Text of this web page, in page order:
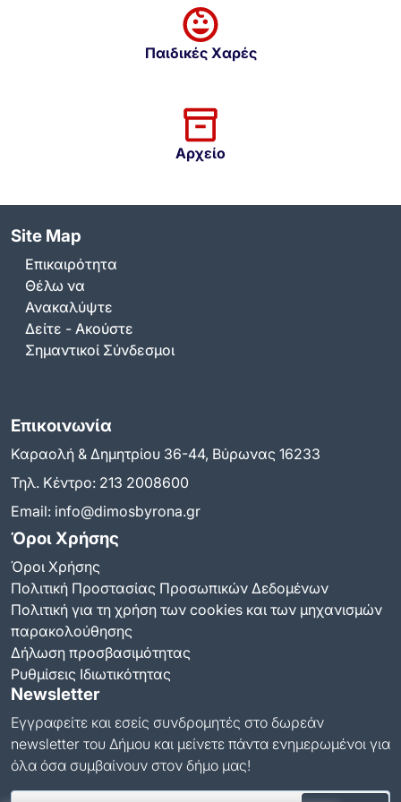
Παιδικές Χαρές
Αρχείο
Site Map
Επικαιρότητα
Θέλω να
Ανακαλύψτε
Δείτε - Ακούστε
Σημαντικοί Σύνδεσμοι
Επικοινωνία
Καραολή & Δημητρίου 36-44, Βύρωνας 16233
Τηλ. Κέντρο: 213 2008600
Email: info@dimosbyrona.gr
Όροι Χρήσης
Όροι Χρήσης
Πολιτική Προστασίας Προσωπικών Δεδομένων
Πολιτική για τη χρήση των cookies και των μηχανισμών
παρακολούθησης
Δήλωση προσβασιμότητας
Ρυθμίσεις Ιδιωτικότητας
Newsletter
Εγγραφείτε και εσείς συνδρομητές στο δωρεάν
newsletter του Δήμου και μείνετε πάντα ενημερωμένοι για
όλα όσα συμβαίνουν στον δήμο μας!